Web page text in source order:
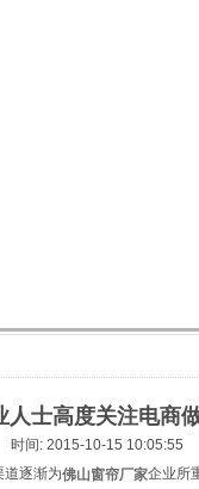
人士高度关注电商
时间: 2015-10-15 10:05:55
逐渐为佛山窗帘厂家企业所